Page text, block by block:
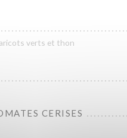
verts et thon
CERISES